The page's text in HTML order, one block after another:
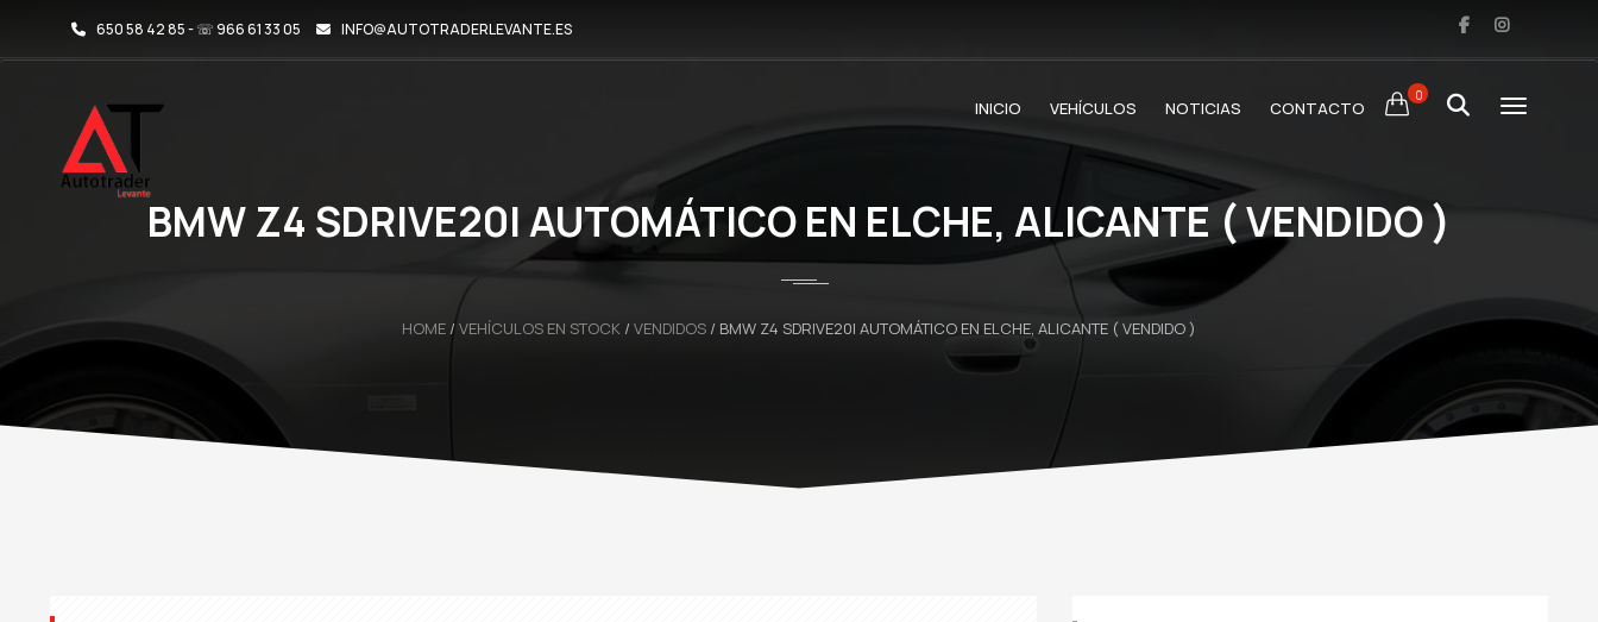
650 58 42 85 - ☏ 966 61 33 05 INFO@AUTOTRADERLEVANTE.ES
0
INICIO VEHÍCULOS NOTICIAS CONTACTO
BMW Z4 SDRIVE20I AUTOMÁTICO EN ELCHE, ALICANTE ( VENDIDO )
HOME / VEHÍCULOS EN STOCK / VENDIDOS / BMW Z4 SDRIVE20I AUTOMÁTICO EN ELCHE, ALICANTE ( VENDIDO )